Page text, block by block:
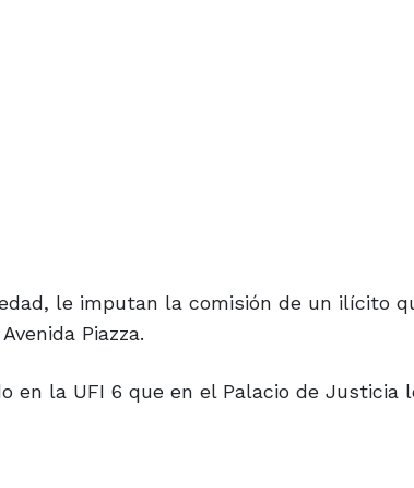
le imputan la comisión de un ilícito
Piazza.
en la UFI 6 que en el Palacio de Justicia